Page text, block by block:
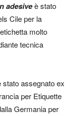
adesiveè stato
Cile per la
molto
tecnica
assegnato ex
per Etiquette
Germania per